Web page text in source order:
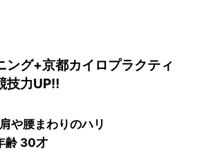
ング+京都カイロプラクティ
技力UP‼
や腰まわりのハリ
齢 30才